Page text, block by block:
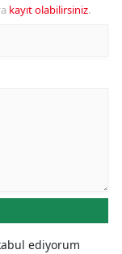
kayıt olabilirsiniz.
ediyorum